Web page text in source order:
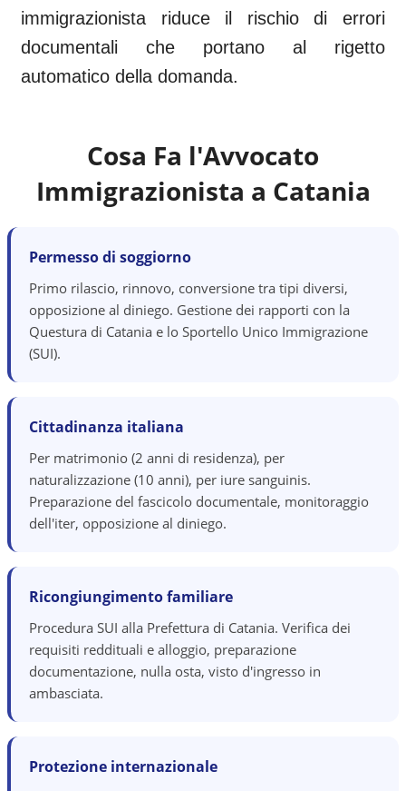
immigrazionista riduce il rischio di errori
documentali che portano al rigetto
automatico della domanda.
Cosa Fa l'Avvocato
Immigrazionista a Catania
Permesso di soggiorno
Primo rilascio, rinnovo, conversione tra tipi diversi,
opposizione al diniego. Gestione dei rapporti con la
Questura di Catania e lo Sportello Unico Immigrazione
(SUI).
Cittadinanza italiana
Per matrimonio (2 anni di residenza), per
naturalizzazione (10 anni), per iure sanguinis.
Preparazione del fascicolo documentale, monitoraggio
dell'iter, opposizione al diniego.
Ricongiungimento familiare
Procedura SUI alla Prefettura di Catania. Verifica dei
requisiti reddituali e alloggio, preparazione
documentazione, nulla osta, visto d'ingresso in
ambasciata.
Protezione internazionale